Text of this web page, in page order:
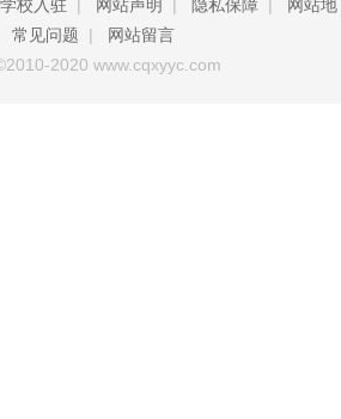
学校入驻 网站声明 隐私保障
网站地
常见问题 |
网站留言
2020 www.cqxyyc.com